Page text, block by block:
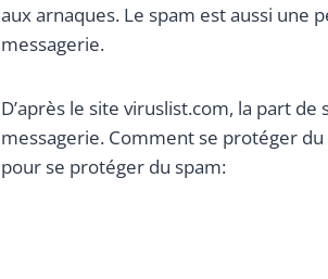
aux arnaques. Le spam est aussi
messagerie.
D’après le site viruslist.com, la part
messagerie. Comment se protéger
pour se protéger du spam: